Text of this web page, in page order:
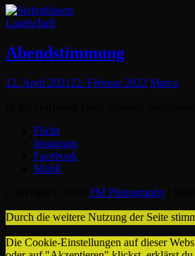
Cat
Landschaft
Abendstimmung
Posted
12. April 2021 22. Februar 2022 Marco
Flickr
Instagram
Facebook
Mobil
I'M Photography
Durch die weitere Nutzung der Seite
Die Cookie-Einstellungen auf dieser